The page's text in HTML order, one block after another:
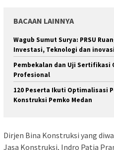
BACAAN LAINNYA
Wagub Sumut Surya: PRSU
Investasi, Teknologi dan inovasi
Pembekalan dan Uji Sertifikasi
Profesional
120 Peserta Ikuti Optimalisasi
Konstruksi Pemko Medan
Dirjen Bina Konstruksi yang
Jasa Konstruksi, Indro Patja